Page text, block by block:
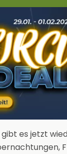
es jetzt